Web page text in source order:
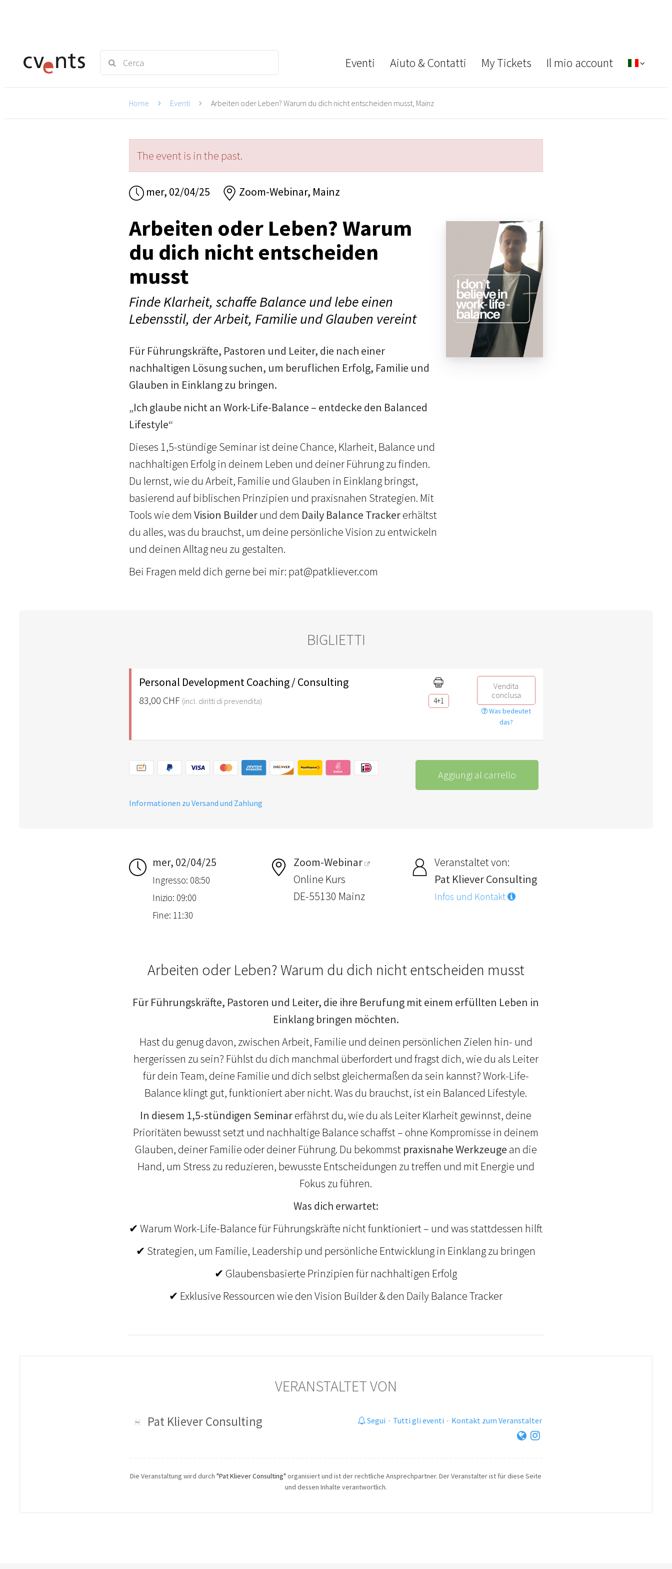
Eventi Aiuto & Contatti My Tickets Il mio account
Home Eventi Arbeiten oder Leben? Warum du dich nicht entscheiden musst, Mainz
The event is in the past.
mer, 02/04/25 Zoom-Webinar, Mainz
Arbeiten oder Leben? Warum
du dich nicht entscheiden
musst
Finde Klarheit, schaffe Balance und lebe einen
Lebensstil, der Arbeit, Familie und Glauben vereint
Für Führungskräfte, Pastoren und Leiter, die nach einer
nachhaltigen Lösung suchen, um beruflichen Erfolg, Familie und
Glauben in Einklang zu bringen.
„Ich glaube nicht an Work-Life-Balance – entdecke den Balanced
Lifestyle“
Dieses 1,5-stündige Seminar ist deine Chance, Klarheit, Balance und
nachhaltigen Erfolg in deinem Leben und deiner Führung zu finden.
Du lernst, wie du Arbeit, Familie und Glauben in Einklang bringst,
basierend auf biblischen Prinzipien und praxisnahen Strategien. Mit
Tools wie demVision Builderund dem Daily Balance Trackererhältst
du alles, was du brauchst, um deine persönliche Vision zu entwickeln
und deinen Alltag neu zu gestalten.
Bei Fragen meld dich gerne bei mir: pat@patkliever.com
BIGLIETTI
Personal Development Coaching / Consulting
83,00 CHF (incl. diritti di prevendita) 4+1
Vendita
conclusa
Was bedeutet
das?
Aggiungi al carrello
Informationen zu Versand und Zahlung
mer, 02/04/25
Ingresso: 08:50
Inizio: 09:00
Fine: 11:30
Zoom-Webinar
Online Kurs
DE-55130 Mainz
Veranstaltet von:
Pat Kliever Consulting
Infos und Kontakt
Arbeiten oder Leben? Warum du dich nicht entscheiden musst
Für Führungskräfte, Pastoren und Leiter, die ihre Berufung mit einem erfüllten Leben in
Einklang bringen möchten.
Hast du genug davon, zwischen Arbeit, Familie und deinen persönlichen Zielen hin- und
hergerissen zu sein? Fühlst du dich manchmal überfordert und fragst dich, wie du als Leiter
für dein Team, deine Familie und dich selbst gleichermaßen da sein kannst? Work-Life-
Balance klingt gut, funktioniert aber nicht. Was du brauchst, ist ein Balanced Lifestyle.
In diesem 1,5-stündigen Seminarerfährst du, wie du als Leiter Klarheit gewinnst, deine
Prioritäten bewusst setzt und nachhaltige Balance schaffst – ohne Kompromisse in deinem
Glauben, deiner Familie oder deiner Führung. Du bekommst praxisnahe Werkzeuge an die
Hand, um Stress zu reduzieren, bewusste Entscheidungen zu treffen und mit Energie und
Fokus zu führen.
Was dich erwartet:
✔ Warum Work-Life-Balance für Führungskräfte nicht funktioniert – und was stattdessen hilft
✔ Strategien, um Familie, Leadership und persönliche Entwicklung in Einklang zu bringen
✔ Glaubensbasierte Prinzipien für nachhaltigen Erfolg
✔ Exklusive Ressourcen wie den Vision Builder & den Daily Balance Tracker
VERANSTALTET VON
Pat Kliever Consulting Segui · Tutti gli eventi · Kontakt zum Veranstalter
Die Veranstaltung wird durch"Pat Kliever Consulting" organisiert und ist der rechtliche Ansprechpartner. Der Veranstalter ist für diese Seite
und dessen Inhalte verantwortlich.